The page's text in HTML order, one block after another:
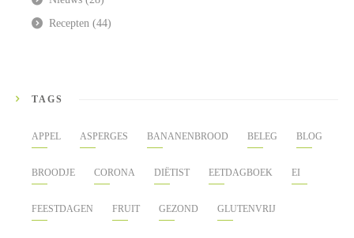
Recepten (44)
TAGS
APPEL ASPERGES BANANENBROOD BELEG BLOG
BROODJE CORONA DIËTIST EETDAGBOEK EI
FEESTDAGEN FRUIT GEZOND GLUTENVRIJ